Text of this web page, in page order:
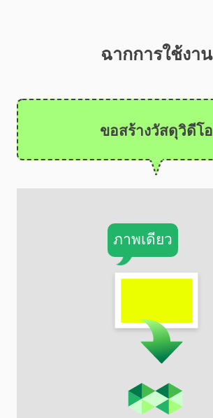
ฉากการใช้งาน
ขอสร้างวัสดุวิดีโอ
ภาพเดียว